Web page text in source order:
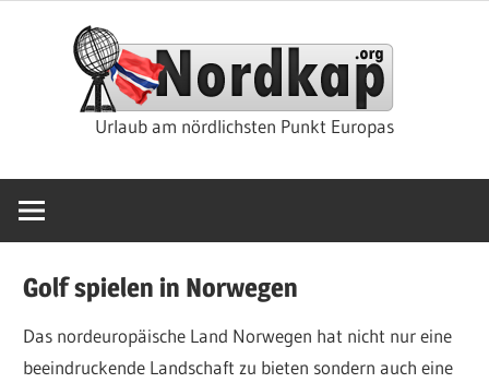
&
Urlaub am nördlichsten Punkt Europas
Golf spielen in Norwegen
Das nordeuropäische Land Norwegen hat nicht nur eine
beeindruckende Landschaft zu bieten sondern auch eine